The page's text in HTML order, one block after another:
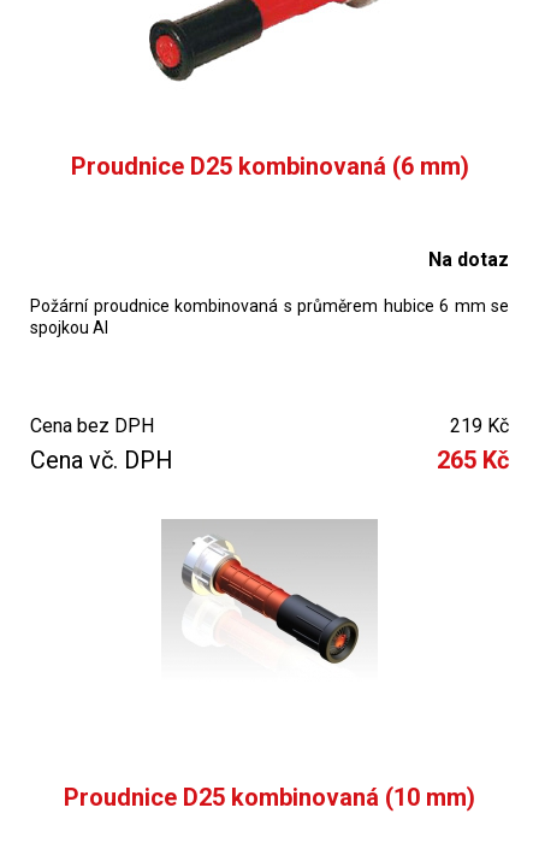
Proudnice D25 kombinovaná (6 mm)
Na dotaz
Požární proudnice kombinovaná s průměrem hubice 6 mm se
spojkou Al
Cena bez DPH 219 Kč
Cena vč. DPH 265 Kč
Proudnice D25 kombinovaná (10 mm)